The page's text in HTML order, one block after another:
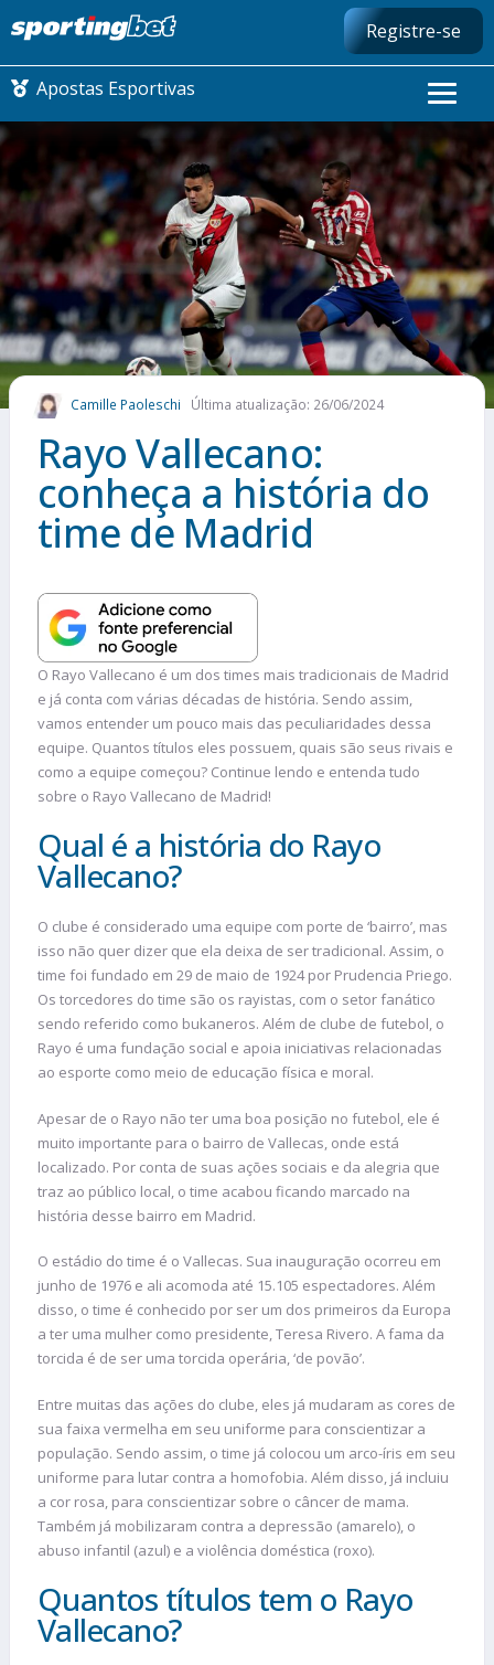
Registre-se
Apostas Esportivas
CONMEBOL LIBERTADORES
FUTEBOL NACIONAL
FUTEBOL INTERNACIONAL
COMO APOSTAR
MAIS ESPORTES
Camille Paoleschi Última atualização: 26/06/2024
Rayo Vallecano:
conheça a história do
time de Madrid
O Rayo Vallecano é um dos times mais tradicionais de Madrid
e já conta com várias décadas de história. Sendo assim,
vamos entender um pouco mais das peculiaridades dessa
equipe. Quantos títulos eles possuem, quais são seus rivais e
como a equipe começou? Continue lendo e entenda tudo
sobre o Rayo Vallecano de Madrid!
Qual é a história do Rayo
Vallecano?
O clube é considerado uma equipe com porte de ‘bairro’, mas
isso não quer dizer que ela deixa de ser tradicional. Assim, o
time foi fundado em 29 de maio de 1924 por Prudencia Priego.
Os torcedores do time são os rayistas, com o setor fanático
sendo referido como bukaneros. Além de clube de futebol, o
Rayo é uma fundação social e apoia iniciativas relacionadas
ao esporte como meio de educação física e moral.
Apesar de o Rayo não ter uma boa posição no futebol, ele é
muito importante para o bairro de Vallecas, onde está
localizado. Por conta de suas ações sociais e da alegria que
traz ao público local, o time acabou ficando marcado na
história desse bairro em Madrid.
O estádio do time é o Vallecas. Sua inauguração ocorreu em
junho de 1976 e ali acomoda até 15.105 espectadores. Além
disso, o time é conhecido por ser um dos primeiros da Europa
a ter uma mulher como presidente, Teresa Rivero. A fama da
torcida é de ser uma torcida operária, ‘de povão’.
Entre muitas das ações do clube, eles já mudaram as cores de
sua faixa vermelha em seu uniforme para conscientizar a
população. Sendo assim, o time já colocou um arco-íris em seu
uniforme para lutar contra a homofobia. Além disso, já incluiu
a cor rosa, para conscientizar sobre o câncer de mama.
Também já mobilizaram contra a depressão (amarelo), o
abuso infantil (azul) e a violência doméstica (roxo).
Quantos títulos tem o Rayo
Vallecano?